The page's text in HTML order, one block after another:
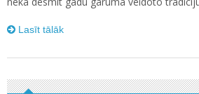
Lasīt tālāk